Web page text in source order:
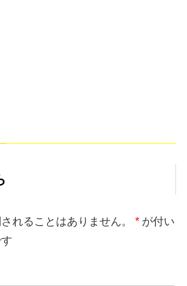
れることはありません。 * が付い